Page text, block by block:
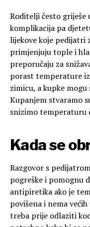
Roditelji često
komplikacija pa
lijekove koje pedijatri
primjenjuju tople i
preporučaju za
porast temperature
zimicu, a kupke
Kupanjem stvaramo
snizimo temperaturu
Kada se
Razgovor s
pogreške i pomognu
antipiretika ako je
povišena i nema
treba prije odlaziti